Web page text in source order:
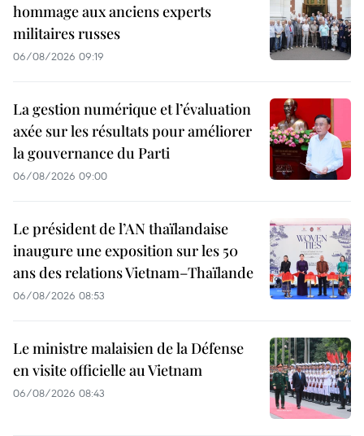
hommage aux anciens experts
militaires russes
06/08/2026 09:19
La gestion numérique et l’évaluation
axée sur les résultats pour améliorer
la gouvernance du Parti
06/08/2026 09:00
Le président de l’AN thaïlandaise
inaugure une exposition sur les 50
ans des relations Vietnam–Thaïlande
06/08/2026 08:53
Le ministre malaisien de la Défense
en visite officielle au Vietnam
06/08/2026 08:43